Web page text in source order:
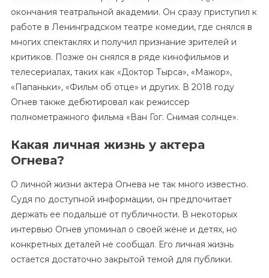
окончания театральной академии. Он сразу приступил к
работе в Ленинградском театре комедии, где снялся в
многих спектаклях и получил признание зрителей и
критиков. Позже он снялся в ряде кинофильмов и
телесериалах, таких как «Доктор Тырса», «Мажор»,
«Папаньки», «Фильм об отце» и других. В 2018 году
Огнев также дебютировал как режиссер
полнометражного фильма «Ван Гог. Снимая солнце».
Какая личная жизнь у актера
Огнева?
О личной жизни актера Огнева не так много известно.
Судя по доступной информации, он предпочитает
держать ее подальше от публичности. В некоторых
интервью Огнев упоминал о своей жене и детях, но
конкретных деталей не сообщал. Его личная жизнь
остается достаточно закрытой темой для публики.